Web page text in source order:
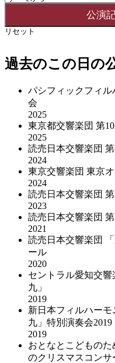
リセット
過去のこの日の
パシフィックフィル
会
2025
東京都交響楽団 第
2025
読売日本交響楽団
2024
東京交響楽団 東京
2024
読売日本交響楽団
2023
読売日本交響楽団
2021
読売日本交響楽団
ール
2020
セントラル愛知交
九」
2019
新日本フィルハーモ
九」特別演奏会2019
2019
おとなとこどもの
のクリスマスコンサ